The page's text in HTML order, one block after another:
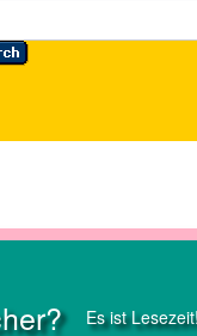
Es ist